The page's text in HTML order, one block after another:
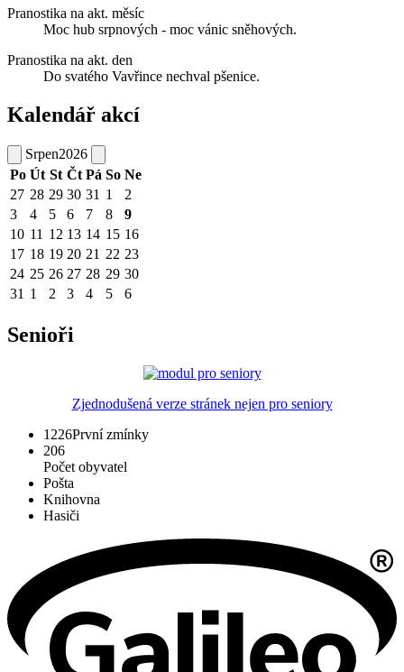
Pranostika na akt. měsíc
Moc hub srpnových - moc vánic sněhových.
Pranostika na akt. den
Do svatého Vavřince nechval pšenice.
Kalendář akcí
Srpen2026
Po Út St Čt Pá So Ne
27 28 29 30 31 1
2
3
4 5 6 7 8
9
10 11 12 13 14 15 16
17 18 19 20 21 22 23
24 25 26 27 28 29 30
31 1 2 3 4 5 6
Senioři
Zjednodušená verze stránek nejen pro seniory
1226První zmínky
206
Počet obyvatel
Pošta
Knihovna
Hasiči